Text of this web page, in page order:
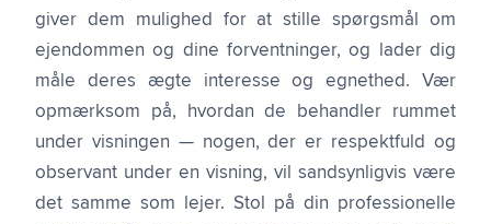
giver dem mulighed for at stille spørgsmål om
ejendommen og dine forventninger, og lader dig
måle deres ægte interesse og egnethed. Vær
opmærksom på, hvordan de behandler rummet
under visningen — nogen, der er respektfuld og
observant under en visning, vil sandsynligvis være
det samme som lejer. Stol på din professionelle